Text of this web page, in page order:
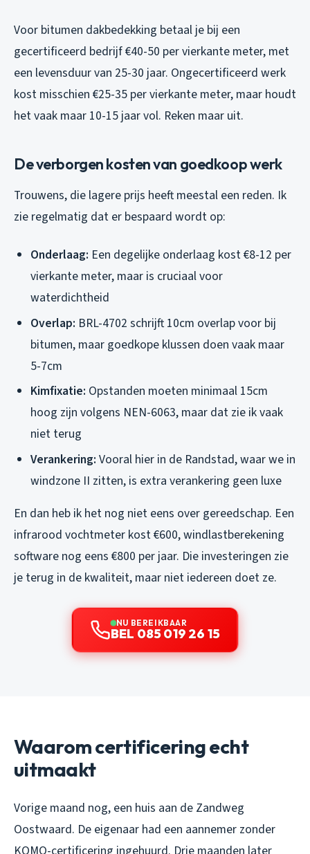
Voor bitumen dakbedekking betaal je bij een
gecertificeerd bedrijf €40-50 per vierkante meter, met
een levensduur van 25-30 jaar. Ongecertificeerd werk
kost misschien €25-35 per vierkante meter, maar houdt
het vaak maar 10-15 jaar vol. Reken maar uit.
De verborgen kosten van goedkoop werk
Trouwens, die lagere prijs heeft meestal een reden. Ik
zie regelmatig dat er bespaard wordt op:
Onderlaag: Een degelijke onderlaag kost €8-12 per
vierkante meter, maar is cruciaal voor
waterdichtheid
Overlap: BRL-4702 schrijft 10cm overlap voor bij
bitumen, maar goedkope klussen doen vaak maar
5-7cm
Kimfixatie: Opstanden moeten minimaal 15cm
hoog zijn volgens NEN-6063, maar dat zie ik vaak
niet terug
Verankering: Vooral hier in de Randstad, waar we in
windzone II zitten, is extra verankering geen luxe
En dan heb ik het nog niet eens over gereedschap. Een
infrarood vochtmeter kost €600, windlastberekening
software nog eens €800 per jaar. Die investeringen zie
je terug in de kwaliteit, maar niet iedereen doet ze.
NU BEREIKBAAR
BEL 085 019 26 15
Waarom certificering echt
uitmaakt
Vorige maand nog, een huis aan de Zandweg
Oostwaard. De eigenaar had een aannemer zonder